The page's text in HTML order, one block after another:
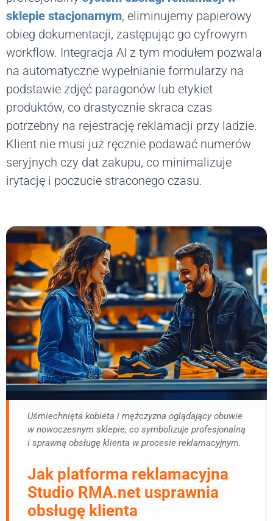
sklepie stacjonarnym, eliminujemy papierowy
obieg dokumentacji, zastępując go cyfrowym
workflow. Integracja AI z tym modułem pozwala
na automatyczne wypełnianie formularzy na
podstawie zdjęć paragonów lub etykiet
produktów, co drastycznie skraca czas
potrzebny na rejestrację reklamacji przy ladzie.
Klient nie musi już ręcznie podawać numerów
seryjnych czy dat zakupu, co minimalizuje
irytację i poczucie straconego czasu.
Uśmiechnięta kobieta i mężczyzna oglądający obuwie
w nowoczesnym sklepie, co symbolizuje profesjonalną
i sprawną obsługę klienta w procesie reklamacyjnym.
Jak platforma reklamacyjna
Studio RMA.net usprawnia
obsługę klienta